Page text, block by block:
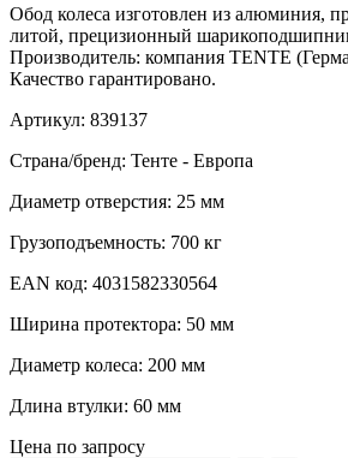
Обод колеса изготовлен из алюминия,
литой, прецизионный
Производитель: компания TENTE
Качество гарантировано.
Артикул: 839137
Страна/бренд: Тенте - Европа
Диаметр отверстия: 25 мм
Грузоподъемность: 700 кг
EAN код: 4031582330564
Ширина протектора: 50 мм
Диаметр колеса: 200 мм
Длина втулки: 60 мм
Цена по запросу